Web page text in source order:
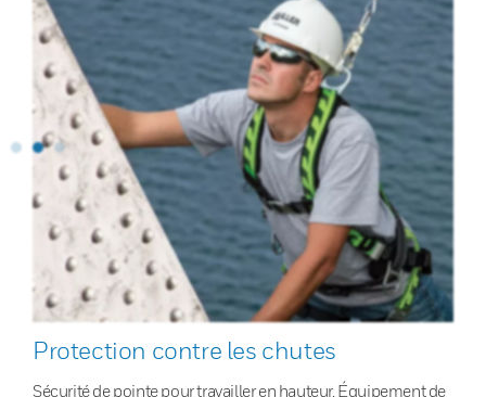
Protection contre les chutes
Sécurité de pointe pour travailler en hauteur. Équipement de